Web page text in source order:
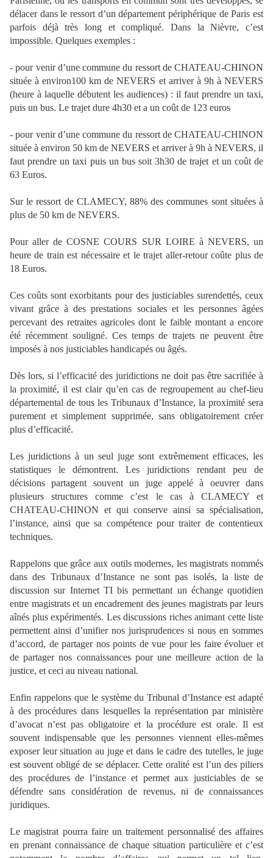
délacer dans le ressort d’un département périphérique de Paris est
parfois déjà très long et compliqué. Dans la Nièvre, c’est
impossible. Quelques exemples :
- pour venir d’une commune du ressort de CHATEAU-CHINON
située à environ100 km de NEVERS et arriver à 9h à NEVERS
(heure à laquelle débutent les audiences) : il faut prendre un taxi,
puis un bus. Le trajet dure 4h30 et a un coût de 123 euros
- pour venir d’une commune du ressort de CHATEAU-CHINON
située à environ 50 km de NEVERS et arriver à 9h à NEVERS, il
faut prendre un taxi puis un bus soit 3h30 de trajet et un coût de
63 Euros.
Sur le ressort de CLAMECY, 88% des communes sont situées à
plus de 50 km de NEVERS.
Pour aller de COSNE COURS SUR LOIRE à NEVERS, un
heure de train est nécessaire et le trajet aller-retour coûte plus de
18 Euros.
Ces coûts sont exorbitants pour des justiciables surendettés, ceux
vivant grâce à des prestations sociales et les personnes âgées
percevant des retraites agricoles dont le faible montant a encore
été récemment souligné. Ces temps de trajets ne peuvent être
imposés à nos justiciables handicapés ou âgés.
Dès lors, si l’efficacité des juridictions ne doit pas être sacrifiée à
la proximité, il est clair qu’en cas de regroupement au chef-lieu
départemental de tous les Tribunaux d’Instance, la proximité sera
purement et simplement supprimée, sans obligatoirement créer
plus d’efficacité.
Les juridictions à un seul juge sont extrêmement efficaces, les
statistiques le démontrent. Les juridictions rendant peu de
décisions partagent souvent un juge appelé à oeuvrer dans
plusieurs structures comme c’est le cas à CLAMECY et
CHATEAU-CHINON et qui conserve ainsi sa spécialisation,
l’instance, ainsi que sa compétence pour traiter de contentieux
techniques.
Rappelons que grâce aux outils modernes, les magistrats nommés
dans des Tribunaux d’Instance ne sont pas isolés, la liste de
discussion sur Internet TI bis permettant un échange quotidien
entre magistrats et un encadrement des jeunes magistrats par leurs
aînés plus expérimentés. Les discussions riches animant cette liste
permettent ainsi d’unifier nos jurisprudences si nous en sommes
d’accord, de partager nos points de vue pour les faire évoluer et
de partager nos connaissances pour une meilleure action de la
justice, et ceci au niveau national.
Enfin rappelons que le système du Tribunal d’Instance est adapté
à des procédures dans lesquelles la représentation par ministère
d’avocat n’est pas obligatoire et la procédure est orale. Il est
souvent indispensable que les personnes viennent elles-mêmes
exposer leur situation au juge et dans le cadre des tutelles, le juge
est souvent obligé de se déplacer. Cette oralité est l’un des piliers
des procédures de l’instance et permet aux justiciables de se
défendre sans considération de revenus, ni de connaissances
juridiques.
Le magistrat pourra faire un traitement personnalisé des affaires
en prenant connaissance de chaque situation particulière et c’est